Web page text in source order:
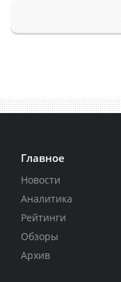
Главное
Новости
Аналитика
Рейтинги
Обзоры
Архив